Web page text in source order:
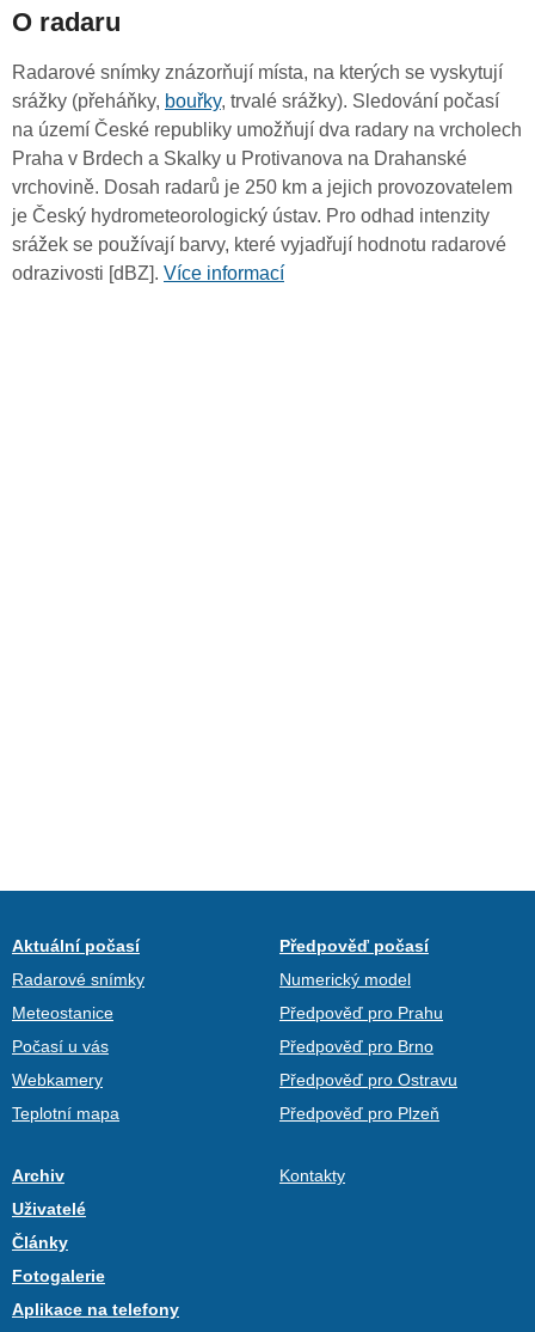
O radaru
Radarové snímky znázorňují místa, na kterých se vyskytují
srážky (přeháňky, bouřky, trvalé srážky). Sledování počasí
na území České republiky umožňují dva radary na vrcholech
Praha v Brdech a Skalky u Protivanova na Drahanské
vrchovině. Dosah radarů je 250 km a jejich provozovatelem
je Český hydrometeorologický ústav. Pro odhad intenzity
srážek se používají barvy, které vyjadřují hodnotu radarové
odrazivosti [dBZ]. Více informací
Aktuální počasí
Radarové snímky
Meteostanice
Počasí u vás
Webkamery
Teplotní mapa
Předpověď počasí
Numerický model
Předpověď pro Prahu
Předpověď pro Brno
Předpověď pro Ostravu
Předpověď pro Plzeň
Archiv
Uživatelé
Články
Fotogalerie
Aplikace na telefony
Kontakty